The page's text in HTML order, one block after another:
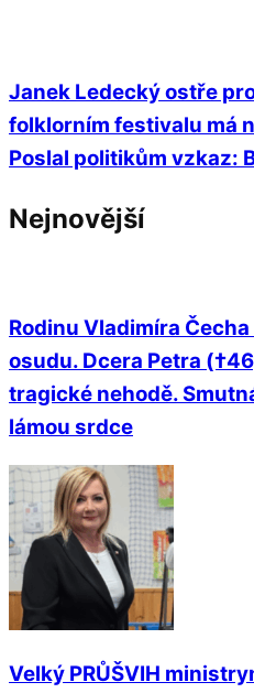
Janek Ledecký ostře
folklorním festivalu má
Poslal politikům vzkaz:
Nejnovější
Rodinu Vladimíra
osudu. Dcera Petra
tragické nehodě.
lámou srdce
Velký PRŮŠVIH